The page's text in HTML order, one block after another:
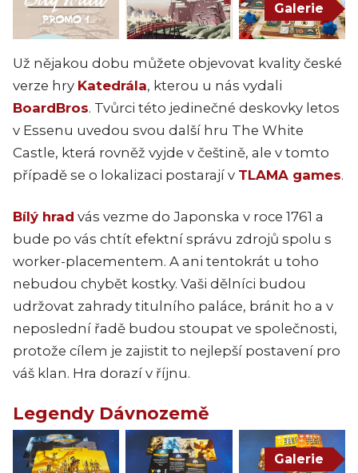
Galerie
Už nějakou dobu můžete objevovat kvality české
verze hry Katedrála, kterou u nás vydali
BoardBros. Tvůrci této jedinečné deskovky letos
v Essenu uvedou svou další hru The White
Castle, která rovněž vyjde v češtině, ale v tomto
případě se o lokalizaci postarají v TLAMA games.
Bílý hrad vás vezme do Japonska v roce 1761 a
bude po vás chtít efektní správu zdrojů spolu s
worker-placementem. A ani tentokrát u toho
nebudou chybět kostky. Vaši dělníci budou
udržovat zahrady titulního paláce, bránit ho a v
neposlední řadě budou stoupat ve společnosti,
protože cílem je zajistit to nejlepší postavení pro
váš klan. Hra dorazí v říjnu.
Legendy Dávnozemě
Galerie